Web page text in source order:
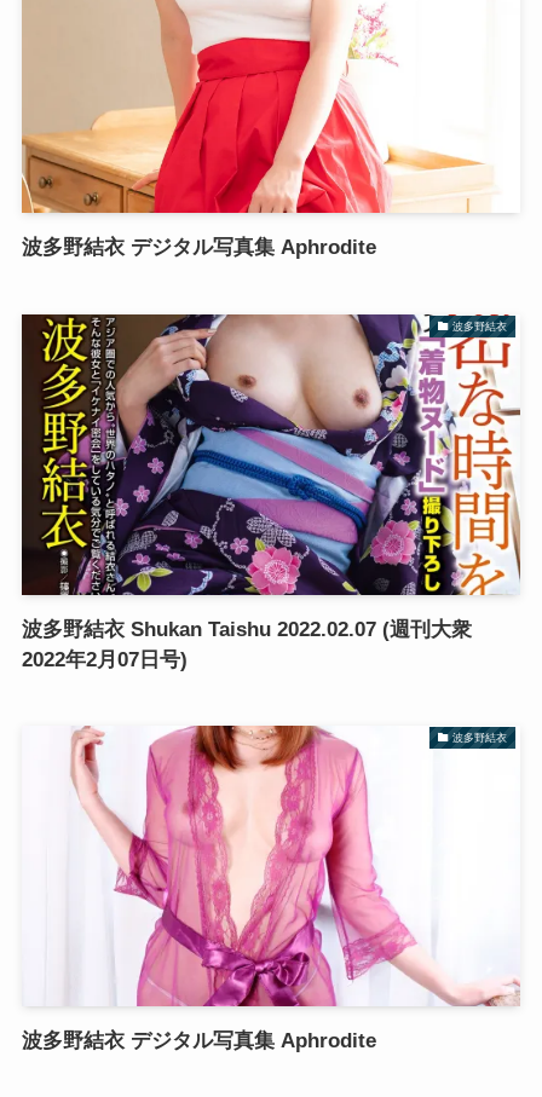
波多野結衣 デジタル写真集 Aphrodite
波多野結衣
波多野結衣 Shukan Taishu 2022.02.07 (週刊大衆
2022年2月07日号)
波多野結衣
波多野結衣 デジタル写真集 Aphrodite